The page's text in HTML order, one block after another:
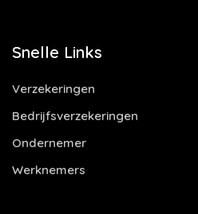
Snelle Links
Verzekeringen
Bedrijfsverzekeringen
Ondernemer
Werknemers